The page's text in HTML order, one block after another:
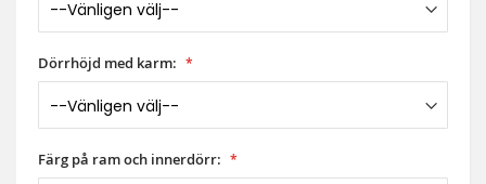
Dörrhöjd med karm:
Färg på ram och innerdörr: